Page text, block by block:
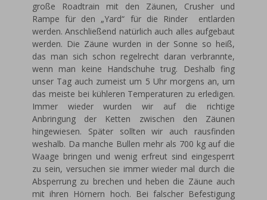
große Roadtrain mit den Zäunen, Crusher und
Rampe für den „Yard“ für die Rinder entlarden
werden. Anschließend natürlich auch alles aufgebaut
werden. Die Zäune wurden in der Sonne so heiß,
das man sich schon regelrecht daran verbrannte,
wenn man keine Handschuhe trug. Deshalb fing
unser Tag auch zumeist um 5 Uhr morgens an, um
das meiste bei kühleren Temperaturen zu erledigen.
Immer wieder wurden wir auf die richtige
Anbringung der Ketten zwischen den Zäunen
hingewiesen. Später sollten wir auch rausfinden
weshalb. Da manche Bullen mehr als 700 kg auf die
Waage bringen und wenig erfreut sind eingesperrt
zu sein, versuchen sie immer wieder mal durch die
Absperrung zu brechen und heben die Zäune auch
mit ihren Hörnern hoch. Bei falscher Befestigung